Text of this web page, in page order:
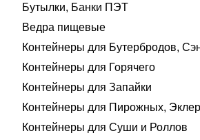
Бутылки, Банки ПЭТ
Ведра пищевые
Контейнеры для Бутербродов,
Контейнеры для Горячего
Контейнеры для Запайки
Контейнеры для Пирожных,
Контейнеры для Суши и Роллов